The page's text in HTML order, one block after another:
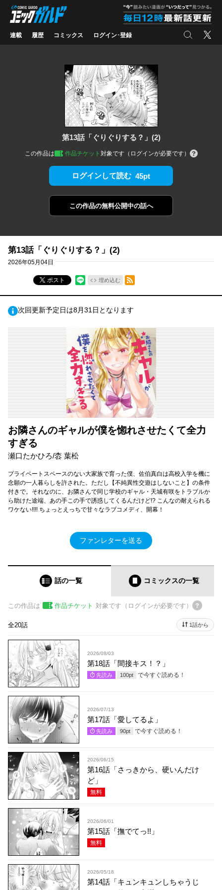
コミックガルド
連載 履歴 コミックス ログイン･登録 検索 X
第13話「ぐりぐりする？」(2)
この作品は 作品チケット 対象です（ログインが必要です）
ログインして読む 45pt
この作品の無料公開中の話へ
第13話「ぐりぐりする？」(2)
2026年05月04日
ポスト 埋め込む
RSSフィード
次回更新予定日は8月31日となります
お隣さんのギャルが僕を惚れさせたくて全力
すぎる
瀬口たかひろ/枩 葉松
プライベートスペースのない大家族で育った僕、佐伯真白は高校入学を機に
念願の一人暮らしを許された。ただし【不純異性交遊はしないこと】の条件
付きで。それなのに、お隣さんで同じ学校のギャル・天城有咲をトラブルか
ら助けた途端、あの手この手で誘惑してくるんだけど!? こんなの耐えられる
ワケない!!!! ちょっとえっちで甘々なラブコメディ、開幕！
ファンレターを送る
話の一覧 コミックスの一覧
この作品は 作品チケット 対象です（ログインが必要です）
全20話 1話から
2026/08/03
第18話「間接キス！？」
先読み 100pt で今すぐ読める！
2026/07/13
第17話「愛してるよ」
先読み 90pt で今すぐ読める！
2026/06/15
第16話「さっきから、硬いんだけ
ど」
無料
2026/06/01
第15話「撫でてっ!!」
無料
2026/05/18
第14話「キュンキュンしちゃうじ